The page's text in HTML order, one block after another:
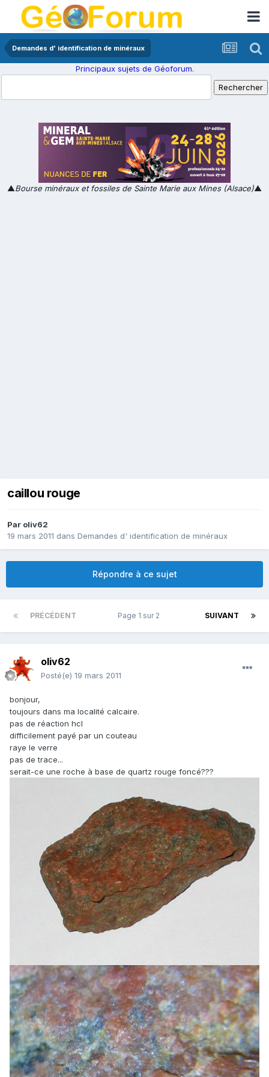
Demandes d' identification de minéraux
Principaux sujets de Géoforum.
▲Bourse minéraux et fossiles de Sainte Marie aux Mines (Alsace)▲
caillou rouge
Par oliv62
19 mars 2011 dans Demandes d' identification de minéraux
Répondre à ce sujet
PRÉCÉDENT SUIVANT
Page 1 sur 2
oliv62
Posté(e) 19 mars 2011
bonjour,
toujours dans ma localité calcaire.
pas de réaction hcl
difficilement payé par un couteau
raye le verre
pas de trace...
serait-ce une roche à base de quartz rouge foncé???